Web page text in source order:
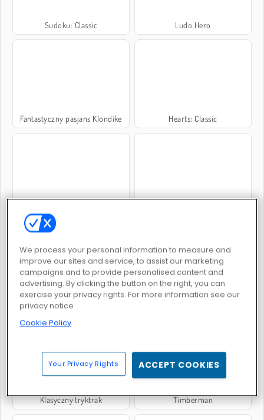
Sudoku: Classic Ludo Hero
Fantastyczny pasjans Klondike Hearts: Classic
Block Wood Puzzle
Ludo Legend
Klasyczny tryktrak Timberman
We process your personal information to measure and
improve our sites and service, to assist our marketing
campaigns and to provide personalised content and
advertising. By clicking the button on the right, you can
exercise your privacy rights. For more information see our
privacy notice
Cookie Policy
Your Privacy Rights ACCEPT COOKIES